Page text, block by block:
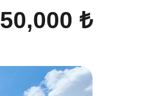
50,000 ₺